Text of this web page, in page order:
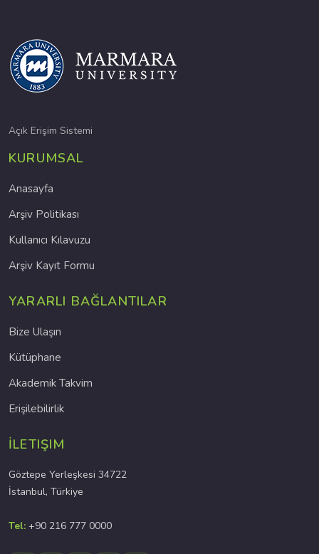
Açık Erişim Sistemi
KURUMSAL
Anasayfa
Arşiv Politikası
Kullanıcı Kılavuzu
Arşiv Kayıt Formu
YARARLI BAĞLANTILAR
Bize Ulaşın
Kütüphane
Akademik Takvim
Erişilebilirlik
İLETIŞIM
Göztepe Yerleşkesi 34722
İstanbul, Türkiye
Tel: +90 216 777 0000